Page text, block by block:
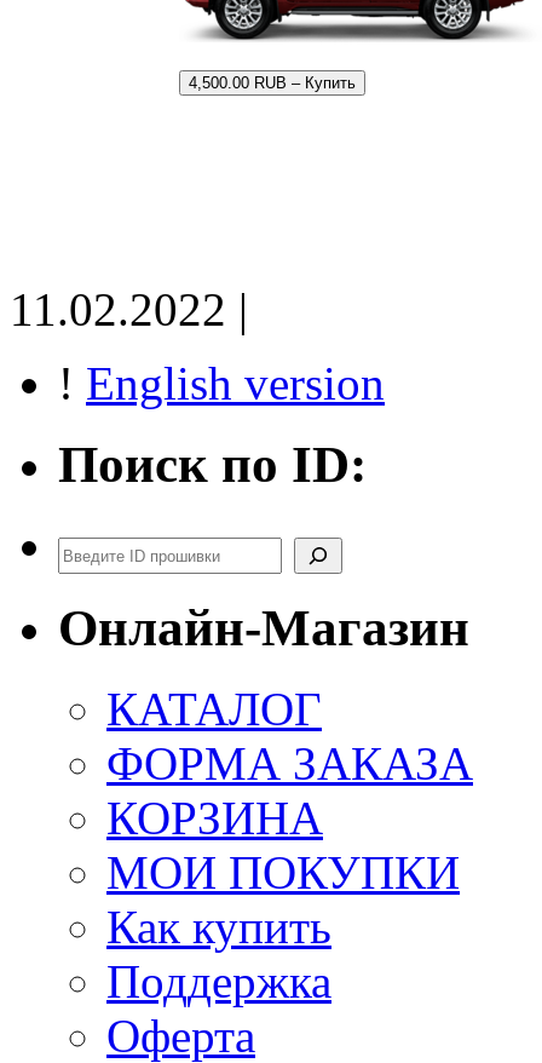
4,500.00 RUB – Купить
11.02.2022 |
! English version
Поиск по ID:
Поиск
Онлайн-Магазин
КАТАЛОГ
ФОРМА ЗАКАЗА
КОРЗИНА
МОИ ПОКУПКИ
Как купить
Поддержка
Оферта